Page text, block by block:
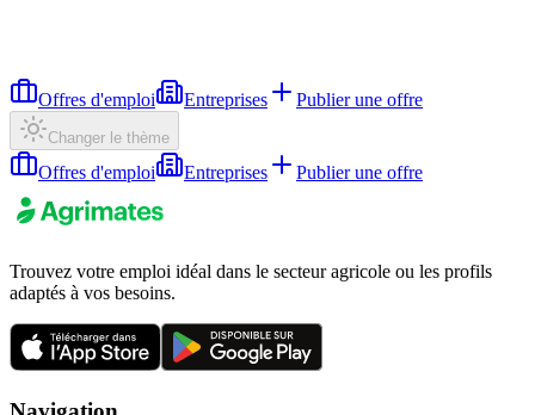
Offres d'emploi Entreprises Publier une offre
Changer le thème
Offres d'emploi Entreprises Publier une offre
Trouvez votre emploi idéal dans le secteur agricole ou les profils
adaptés à vos besoins.